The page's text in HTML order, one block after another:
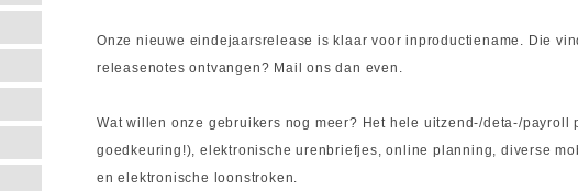
Onze nieuwe eindejaarsrelease is klaar voor inproductiename. Die
releasenotes ontvangen? Mail ons dan even.
Wat willen onze gebruikers nog meer? Het hele uitzend-/deta-/
goedkeuring!), elektronische urenbriefjes, online planning, diverse
en elektronische loonstroken.